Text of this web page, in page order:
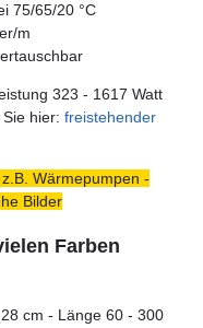
75/65/20 °C
m
323 - 1617 Watt
hier: freistehender
Wärmepumpen -
Bilder
Farben
cm - Länge 60 - 300